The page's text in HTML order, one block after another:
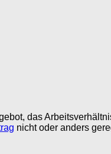
das
nicht oder anders